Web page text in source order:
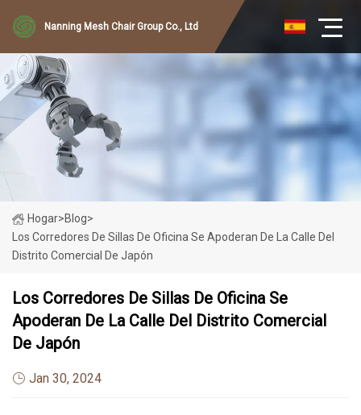
Nanning Mesh Chair Group Co., Ltd
Hogar>Blog>
Los Corredores De Sillas De Oficina Se Apoderan De La Calle Del
Distrito Comercial De Japón
Los Corredores De Sillas De Oficina Se
Apoderan De La Calle Del Distrito Comercial
De Japón
Jan 30, 2024